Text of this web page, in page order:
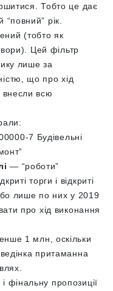
Тобто це дає
рік.
(тобто як
Цей фільтр
лише за
що про хід
внесли всю
7 Будівельні
— “роботи”
торги і відкриті
бо лише по них у 2019
про хід виконання
1 млн, оскільки
притаманна
фінальну пропозиції